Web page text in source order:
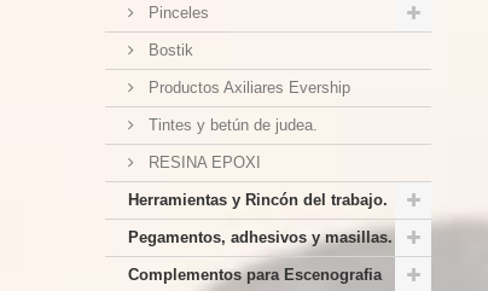
Pinceles
Bostik
Productos Axiliares Evership
Tintes y betún de judea.
RESINA EPOXI
Herramientas y Rincón del trabajo.
Pegamentos, adhesivos y masillas.
Complementos para Escenografia